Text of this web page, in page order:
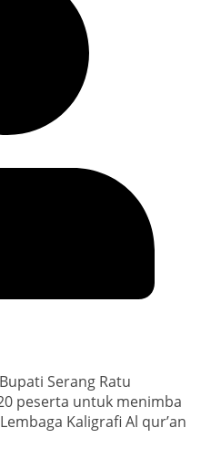
Serang Ratu
peserta untuk menimba
Kaligrafi Al qur’an